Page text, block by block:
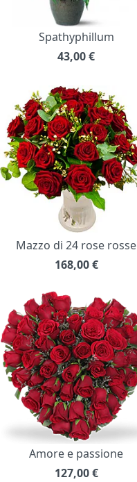
Spathyphillum
43,00€
Mazzo di 24 rose rosse
168,00 €
Amore e passione
127,00 €